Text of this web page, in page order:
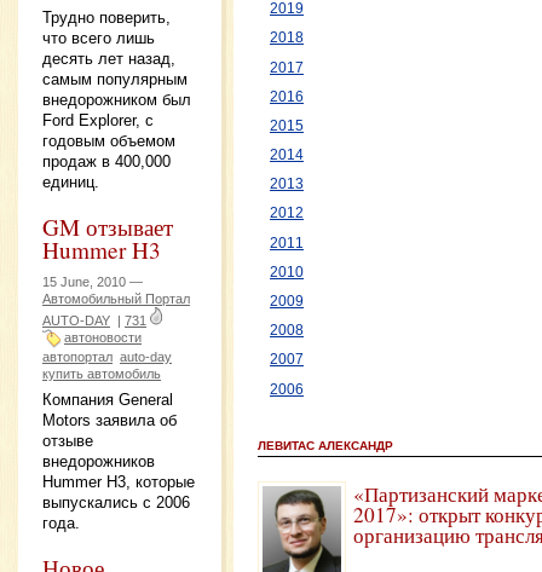
Трудно поверить,
что всего лишь
десять лет назад,
самым популярным
внедорожником был
Ford Explorer, с
годовым объемом
продаж в 400,000
единиц.
GM отзывает
Hummer H3
15 June, 2010 —
Автомобильный Портал
AUTO-DAY | 731
автоновости
автопортал auto-day
купить автомобиль
Компания General
Motors заявила об
отзыве
внедорожников
Hummer H3, которые
выпускались с 2006
года.
2019
2018
2017
2016
2015
2014
2013
2012
2011
2010
2009
2008
2007
2006
ЛЕВИТАС АЛЕКСАНДР
«Партизанский
2017»: открыт
организацию